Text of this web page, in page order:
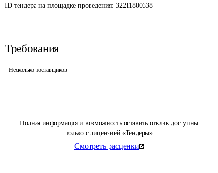
Полная информация и возможность оставить отклик доступны
только с лицензией «Тендеры»
Смотреть расценки
ID тендера на площадке проведения: 32211800338
Требования
Несколько поставщиков